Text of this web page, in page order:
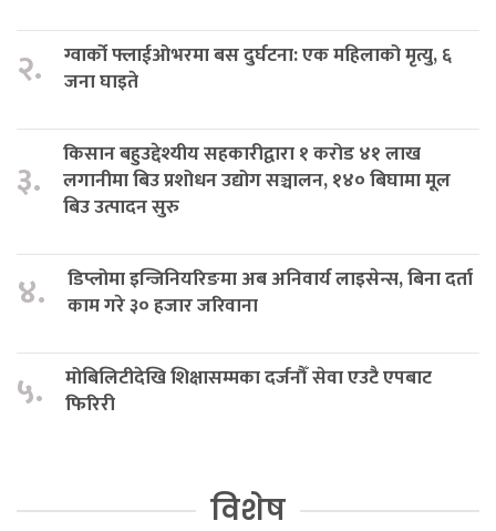
२.
ग्वार्को फ्लाईओभरमा बस दुर्घटना: एक महिलाको मृत्यु, ६
जना घाइते
३.
किसान बहुउद्देश्यीय सहकारीद्वारा १ करोड ४१ लाख
लगानीमा बिउ प्रशोधन उद्योग सञ्चालन, १४० बिघामा मूल
बिउ उत्पादन सुरु
४.
डिप्लोमा इन्जिनियरिङमा अब अनिवार्य लाइसेन्स, बिना दर्ता
काम गरे ३० हजार जरिवाना
५.
मोबिलिटीदेखि शिक्षासम्मका दर्जनौँ सेवा एउटै एपबाट
फिरिरी
विशेष